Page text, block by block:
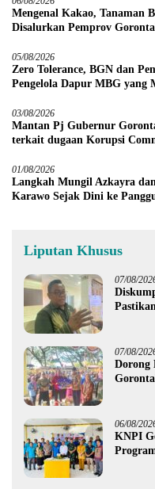
Mengenal Kakao, Tanaman
Disalurkan Pemprov
05/08/2026
Zero Tolerance, BGN dan
Pengelola Dapur MBG yang
03/08/2026
Mantan Pj Gubernur
terkait dugaan Korupsi
01/08/2026
Langkah Mungil Azkayra
Karawo Sejak Dini ke
Liputan Khusus
07/08/
07/08/
Dorong
06/08/
KNPI